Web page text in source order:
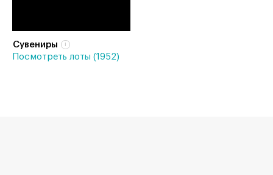
Сувениры
Посмотреть лоты (1952)